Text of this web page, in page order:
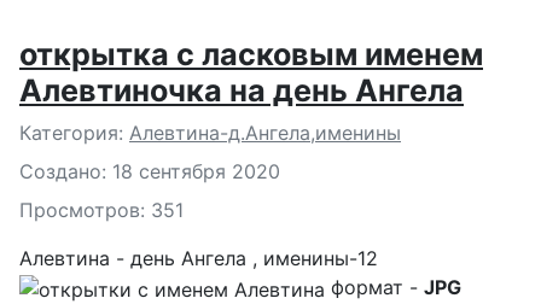
открытка с ласковым именем
Алевтиночка на день Ангела
Подробности
Категория: Алевтина-д.Ангела,именины
Создано: 18 сентября 2020
Просмотров: 351
Алевтина - день Ангела , именины-12
формат - JPG